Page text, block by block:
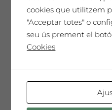
cookies que utilitzem
"Acceptar totes" o
seu ús prement el botó
Cookies